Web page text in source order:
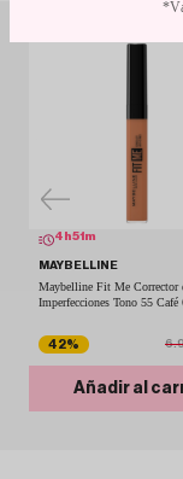
4 h51 m
MAYBELLINE
Maybelline Fit Me Corrector
Imperfecciones Tono 55 Café
42%
Añadir al